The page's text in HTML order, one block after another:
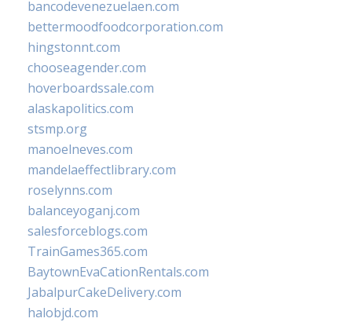
bancodevenezuelaen.com
bettermoodfoodcorporation.com
hingstonnt.com
chooseagender.com
hoverboardssale.com
alaskapolitics.com
stsmp.org
manoelneves.com
mandelaeffectlibrary.com
roselynns.com
balanceyoganj.com
salesforceblogs.com
TrainGames365.com
BaytownEvaCationRentals.com
JabalpurCakeDelivery.com
halobjd.com